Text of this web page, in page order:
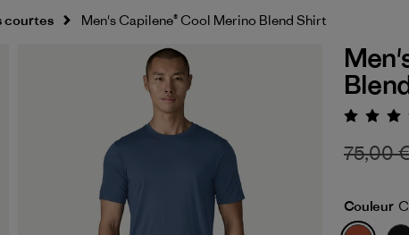
courtes Men's Capilene® Cool Merino Blend Shirt
75,00
Couleur